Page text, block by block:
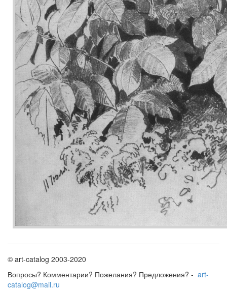
© art-catalog 2003-2020
Вопросы? Комментарии? Пожелания? Предложения? - art-
catalog@mail.ru